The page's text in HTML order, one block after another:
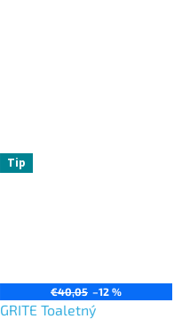
Tip
€40,05 –12 %
GRITE Toaletný